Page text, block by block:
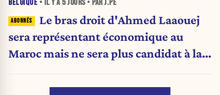
BELGIQUE • IL Y A 5 JOURS• PAR J.PE
Le bras droit d'Ahmed Laaouej
sera représentant économique au
Maroc mais ne sera plus candidat à la